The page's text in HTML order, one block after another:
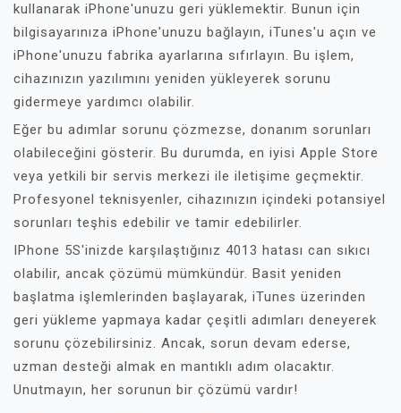
kullanarak iPhone'unuzu geri yüklemektir. Bunun için
bilgisayarınıza iPhone'unuzu bağlayın, iTunes'u açın ve
iPhone'unuzu fabrika ayarlarına sıfırlayın. Bu işlem,
cihazınızın yazılımını yeniden yükleyerek sorunu
gidermeye yardımcı olabilir.
Eğer bu adımlar sorunu çözmezse, donanım sorunları
olabileceğini gösterir. Bu durumda, en iyisi Apple Store
veya yetkili bir servis merkezi ile iletişime geçmektir.
Profesyonel teknisyenler, cihazınızın içindeki potansiyel
sorunları teşhis edebilir ve tamir edebilirler.
IPhone 5S'inizde karşılaştığınız 4013 hatası can sıkıcı
olabilir, ancak çözümü mümkündür. Basit yeniden
başlatma işlemlerinden başlayarak, iTunes üzerinden
geri yükleme yapmaya kadar çeşitli adımları deneyerek
sorunu çözebilirsiniz. Ancak, sorun devam ederse,
uzman desteği almak en mantıklı adım olacaktır.
Unutmayın, her sorunun bir çözümü vardır!